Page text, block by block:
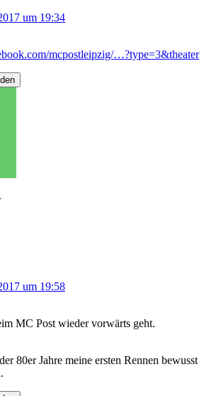
um 19:34
mcpostleipzig/…?type=3&theater
um 19:58
MC Post wieder vorwärts geht.
80er Jahre meine ersten Rennen bewusst